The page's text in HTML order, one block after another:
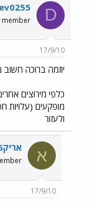
D
member
17/9/10
יוזמה ברוכה
כלפי מירוצים
מופקעים (עלויות
ולעזור
א אריק106
17/9/10